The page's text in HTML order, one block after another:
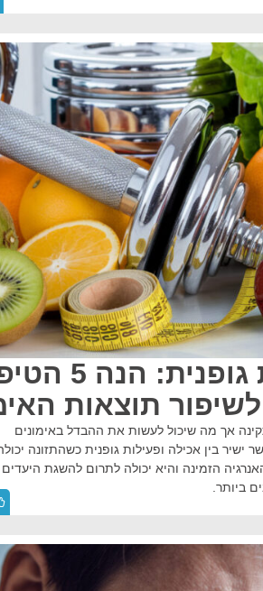
אכילה ופעילות
תוצאות
אך מה שיכול לעשות את ההבדל באימונים
ישיר בין אכילה ופעילות גופנית כשהתזונה
הזמינה והיא יכולה לתרום להשגת היעדים